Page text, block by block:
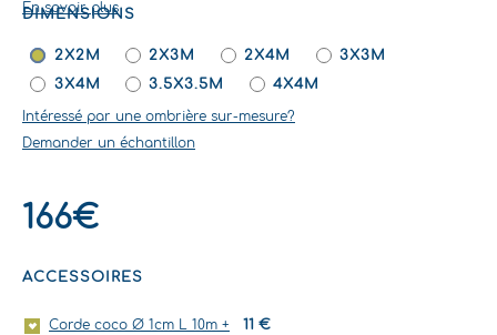
En savoir plus
DIMENSIONS
2X2M 2X3M 2X4M
3X3M
3X4M
3.5X3.5M 4X4M
Intéressé par une ombrière sur-mesure?
Demander un échantillon
166€
ACCESSOIRES
Corde coco Ø 1cm L 10m + 11 €
QUANTITÉ
VOILE
D'OMBRAGE
À
SUSPENDRE
D'ATTACHE
COCO